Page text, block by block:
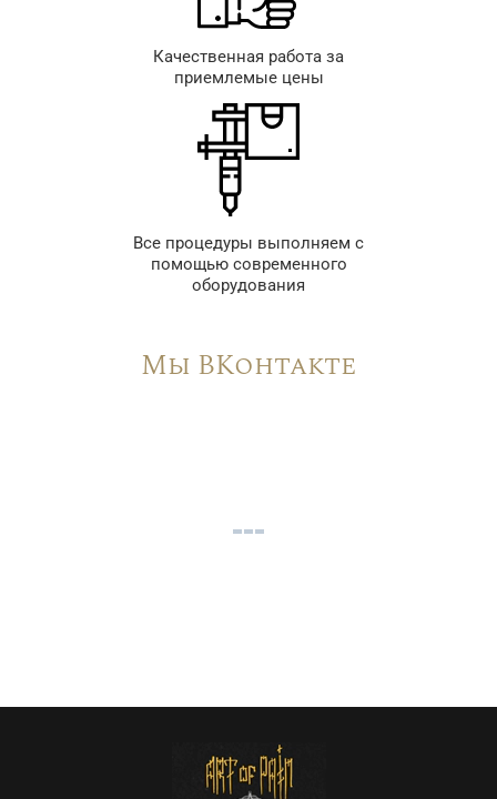
Качественная работа за
приемлемые цены
Все процедуры выполняем с
помощью современного
оборудования
Мы ВКонтакте